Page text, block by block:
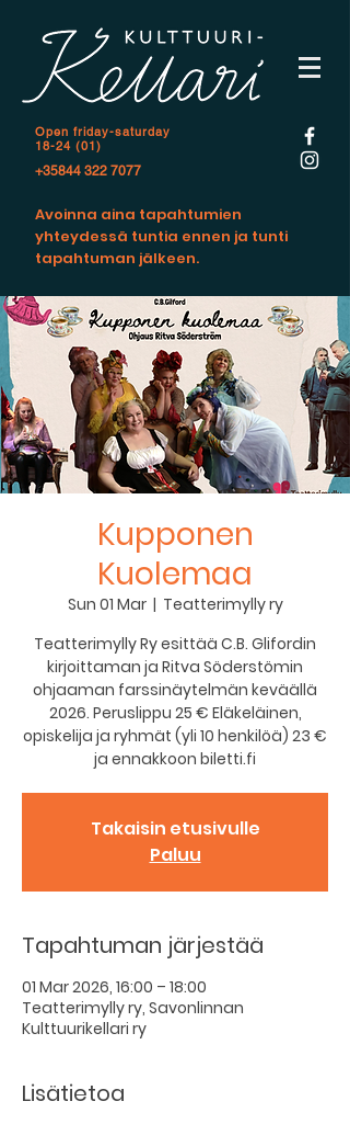
Open friday-saturday
18-24 (01)
+35844 322 7077
Avoinna aina tapahtumien
yhteydessä tuntia ennen ja tunti
tapahtuman jälkeen.
Kupponen
Kuolemaa
Sun 01 Mar
  |
Teatterimylly ry
Teatterimylly Ry esittää C.B. Glifordin
kirjoittaman ja Ritva Söderstömin
ohjaaman farssinäytelmän keväällä
2026. Peruslippu 25 € Eläkeläinen,
opiskelija ja ryhmät (yli 10 henkilöä) 23 €
ja ennakkoon biletti.fi
Takaisin etusivulle
Paluu
Tapahtuman järjestää
01 Mar 2026, 16:00 – 18:00
Teatterimylly ry, Savonlinnan
Kulttuurikellari ry
Lisätietoa